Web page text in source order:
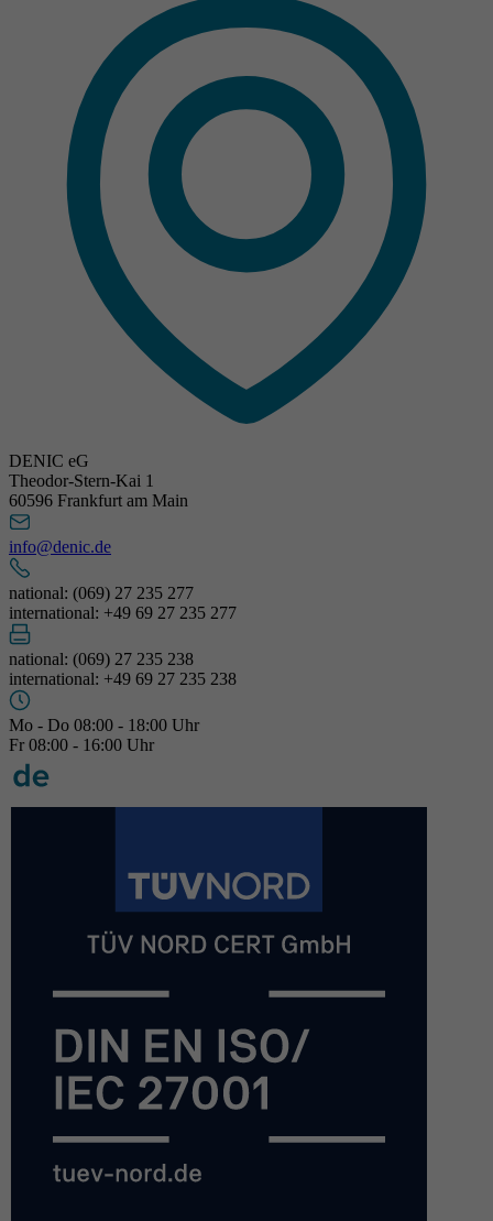
DENIC eG
Theodor-Stern-Kai 1
60596 Frankfurt am Main
info@denic.de
national: (069) 27 235 277
international: +49 69 27 235 277
national: (069) 27 235 238
international: +49 69 27 235 238
Mo - Do 08:00 - 18:00 Uhr
Fr 08:00 - 16:00 Uhr